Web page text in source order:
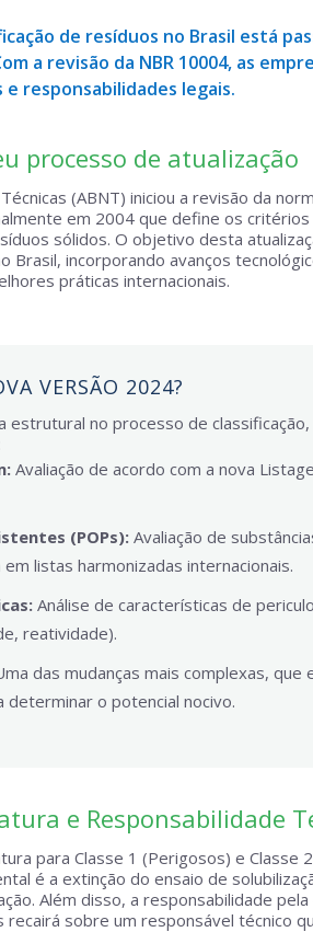
de resíduos no Brasil está
a revisão da NBR 10004, as
responsabilidades legais.
processo de atualização
(ABNT) iniciou a revisão da
em 2004 que define os critérios
sólidos. O objetivo desta
incorporando avanços
práticas internacionais.
VERSÃO 2024?
estrutural no processo de
Avaliação de acordo com a nova
(POPs):Avaliação de
listas harmonizadas internacionais.
Análise de características de
reatividade).
das mudanças mais complexas, que
determinar o potencial nocivo.
e Responsabilidade
para Classe 1 (Perigosos) e Classe
é a extinção do ensaio de
Além disso, a responsabilidade
recairá sobre um responsável técnico